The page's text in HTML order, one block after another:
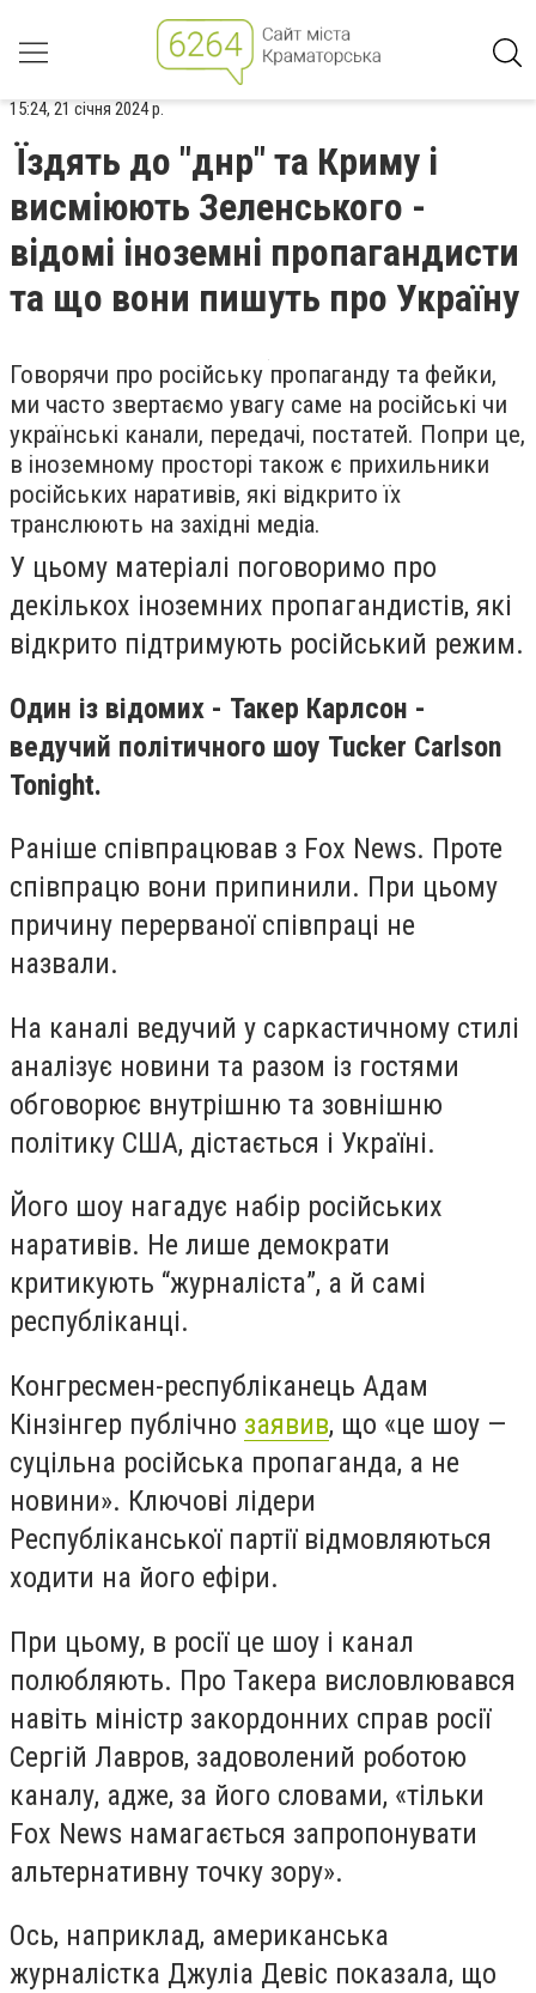
15:24, 21 січня 2024 р.
Їздять до "днр" та Криму і
висміюють Зеленського -
відомі іноземні пропагандисти
та що вони пишуть про Україну
Говорячи про російську пропаганду та фейки,
ми часто звертаємо увагу саме на російські чи
українські канали, передачі, постатей. Попри це,
в іноземному просторі також є прихильники
російських наративів, які відкрито їх
транслюють на західні медіа.
У цьому матеріалі поговоримо про
декількох іноземних пропагандистів, які
відкрито підтримують російський режим.
Один із відомих - Такер Карлсон -
ведучий політичного шоу Tucker Carlson
Tonight.
Раніше співпрацював з Fox News. Проте
співпрацю вони припинили. При цьому
причину перерваної співпраці не
назвали.
На каналі ведучий у саркастичному стилі
аналізує новини та разом із гостями
обговорює внутрішню та зовнішню
політику США, дістається і Україні.
Його шоу нагадує набір російських
наративів. Не лише демократи
критикують “журналіста”, а й самі
республіканці.
Конгресмен-республіканець Адам
Кінзінгер публічно заявив, що «це шоу —
суцільна російська пропаганда, а не
новини». Ключові лідери
Республіканської партії відмовляються
ходити на його ефіри.
При цьому, в росії це шоу і канал
полюбляють. Про Такера висловлювався
навіть міністр закордонних справ росії
Сергій Лавров, задоволений роботою
каналу, адже, за його словами, «тільки
Fox News намагається запропонувати
альтернативну точку зору».
Ось, наприклад, американська
журналістка Джуліа Девіс показала, що